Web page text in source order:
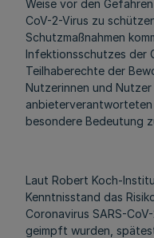
Weise vor den
CoV-2-Virus zu
Schutzmaßnahmen
Infektionsschutzes der
Teilhaberechte der
Nutzerinnen und
besondere Bedeutung
Laut Robert Koch-
Kenntnisstand das
Coronavirus SARS-
geimpft wurden,